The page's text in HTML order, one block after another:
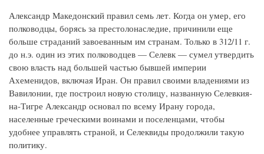
Александр Македонский правил семь лет. Когда он умер, его
полководцы, борясь за престолонаследие, причинили еще
больше страданий завоеванным им странам. Только в 312/11 г.
до н.э. один из этих полководцев — Селевк — сумел утвердить
свою власть над большей частью бывшей империи
Ахеменидов, включая Иран. Он правил своими владениями из
Вавилонии, где построил новую столицу, названную Селевкия-
на-Тигре Александр основал по всему Ирану города,
населенные греческими воинами и поселенцами, чтобы
удобнее управлять страной, и Селеквиды продолжили такую
политику.